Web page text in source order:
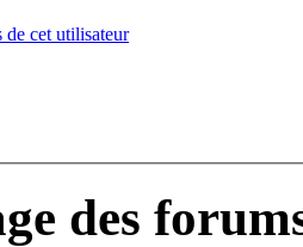
de cet utilisateur
des